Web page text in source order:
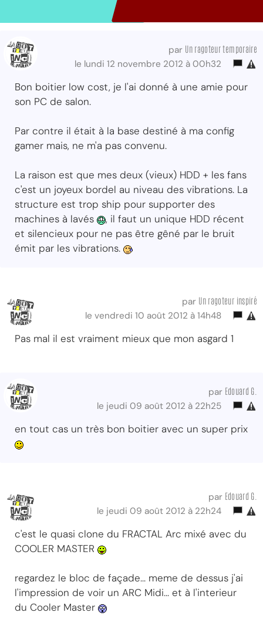
par Un ragoteur temporaire
le lundi 12 novembre 2012 à 00h32
Bon boitier low cost, je l'ai donné à une amie pour
son PC de salon.
Par contre il était à la base destiné à ma config
gamer mais, ne m'a pas convenu.
La raison est que mes deux (vieux) HDD + les fans
c'est un joyeux bordel au niveau des vibrations. La
structure est trop ship pour supporter des
machines à lavés
, il faut un unique HDD récent
et silencieux pour ne pas être gêné par le bruit
émit par les vibrations.
par Un ragoteur inspiré
le vendredi 10 août 2012 à 14h48
Pas mal il est vraiment mieux que mon asgard 1
par Edouard G.
le jeudi 09 août 2012 à 22h25
en tout cas un très bon boitier avec un super prix
par Edouard G.
le jeudi 09 août 2012 à 22h24
c'est le quasi clone du FRACTAL Arc mixé avec du
COOLER MASTER
regardez le bloc de façade... meme de dessus j'ai
l'impression de voir un ARC Midi... et à l'interieur
du Cooler Master